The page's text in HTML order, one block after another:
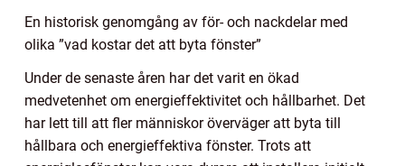
En historisk genomgång av för- och nackdelar med
olika ”vad kostar det att byta fönster”
Under de senaste åren har det varit en ökad
medvetenhet om energieffektivitet och hållbarhet. Det
har lett till att fler människor överväger att byta till
hållbara och energieffektiva fönster. Trots att